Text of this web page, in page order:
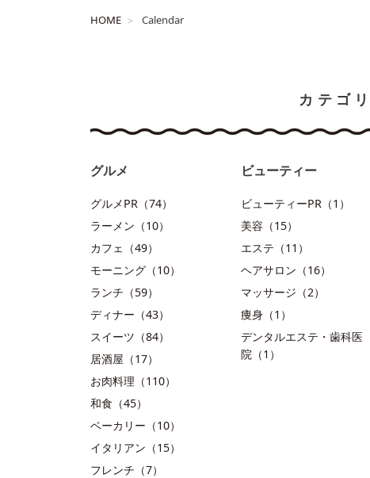
HOME Calendar
カテゴ
グルメ
グルメPR（74）
ラーメン（10）
カフェ（49）
モーニング（10）
ランチ（59）
ディナー（43）
スイーツ（84）
居酒屋（17）
お肉料理（110）
和食（45）
ベーカリー（10）
イタリアン（15）
フレンチ（7）
ビューティー
ビューティーPR（1）
美容（15）
エステ（11）
ヘアサロン（16）
マッサージ（2）
痩身（1）
デンタルエステ・歯科医
院（1）